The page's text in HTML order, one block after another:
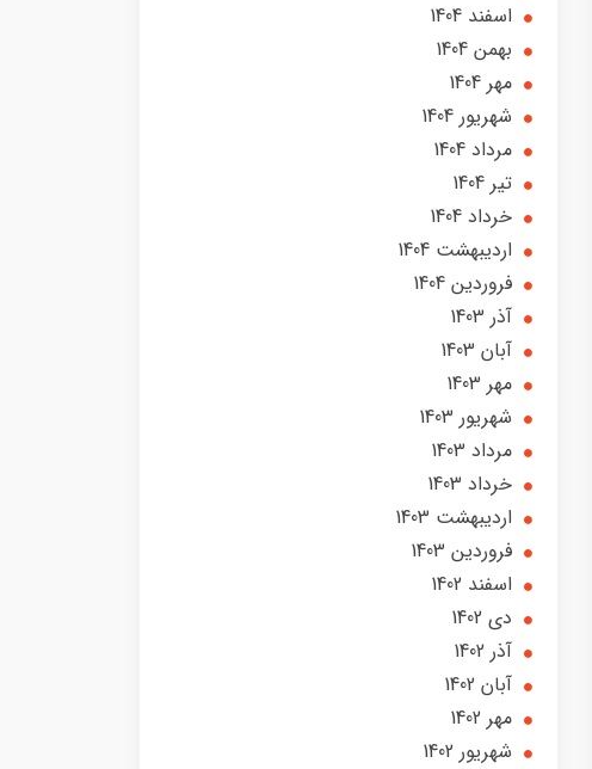
اسفند 1404
بهمن 1404
مهر 1404
شهریور 1404
مرداد 1404
تير 1404
خرداد 1404
ارديبهشت 1404
فروردین 1404
آذر 1403
آبان 1403
مهر 1403
شهریور 1403
مرداد 1403
خرداد 1403
ارديبهشت 1403
فروردین 1403
اسفند 1402
دی 1402
آذر 1402
آبان 1402
مهر 1402
شهریور 1402